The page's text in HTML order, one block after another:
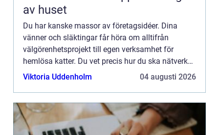
av huset
Du har kanske massor av företagsidéer. Dina
vänner och släktingar får höra om alltifrån
välgörenhetsprojekt till egen verksamhet för
hemlösa katter. Du vet precis hur du ska nätverka,
marknadsföra och projektera. Helt plötsligt, en
Viktoria Uddenholm 04 augusti 2026